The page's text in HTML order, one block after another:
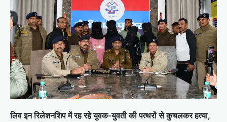
लिव इन रिलेशनशिप में रह रहे युवक-युवती की पत्थरों से कुचलकर हत्या,